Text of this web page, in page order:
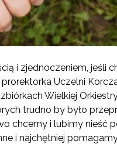
i zjednoczeniem, jeśli
Uczelni
Wielkiej
trudno by było
chcemy i lubimy nieść
i najchętniej